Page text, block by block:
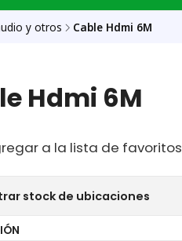
y otros Cable Hdmi 6M
Hdmi 6M
a la lista de favoritos
stock de ubicaciones